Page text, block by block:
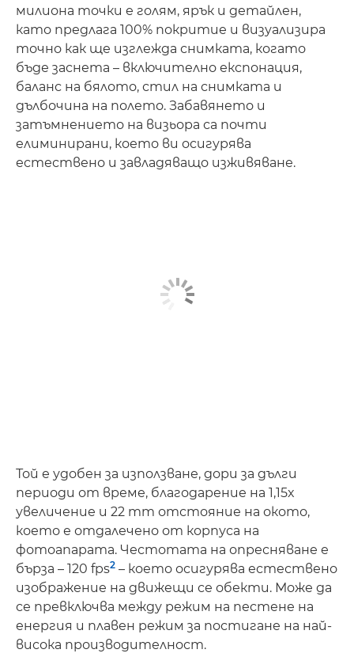
милиона точки е голям, ярък и детайлен,
като предлага 100% покритие и визуализира
точно как ще изглежда снимката, когато
бъде заснета – включително експонация,
баланс на бялото, стил на снимката и
дълбочина на полето. Забавянето и
затъмнението на визьора са почти
елиминирани, което ви осигурява
естествено и завладяващо изживяване.
Той е удобен за използване, дори за дълги
периоди от време, благодарение на 1,15x
увеличение и 22 mm отстояние на окото,
което е отдалечено от корпуса на
фотоапарата. Честотата на опресняване е
бърза – 120 fps2 – което осигурява естествено
изображение на движещи се обекти. Може да
се превключва между режим на пестене на
енергия и плавен режим за постигане на най-
висока производителност.